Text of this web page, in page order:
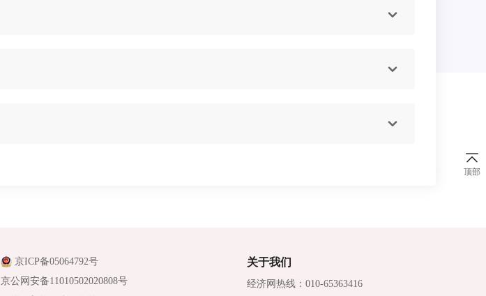
顶部
京ICP备05064792号
京公网安备11010502020808号
关于我们
经济网热线：010-65363416